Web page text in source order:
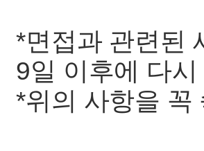
*면접과 관련된
9일 이후에 다
*위의 사항을 꼭